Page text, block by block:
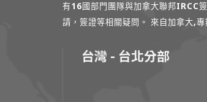
有16國部門團隊與加拿大聯邦IRCC
請，簽證等相關疑問。 來自加拿大
台灣 - 台北分部